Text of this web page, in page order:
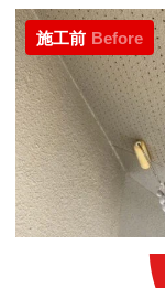
施工前 Before